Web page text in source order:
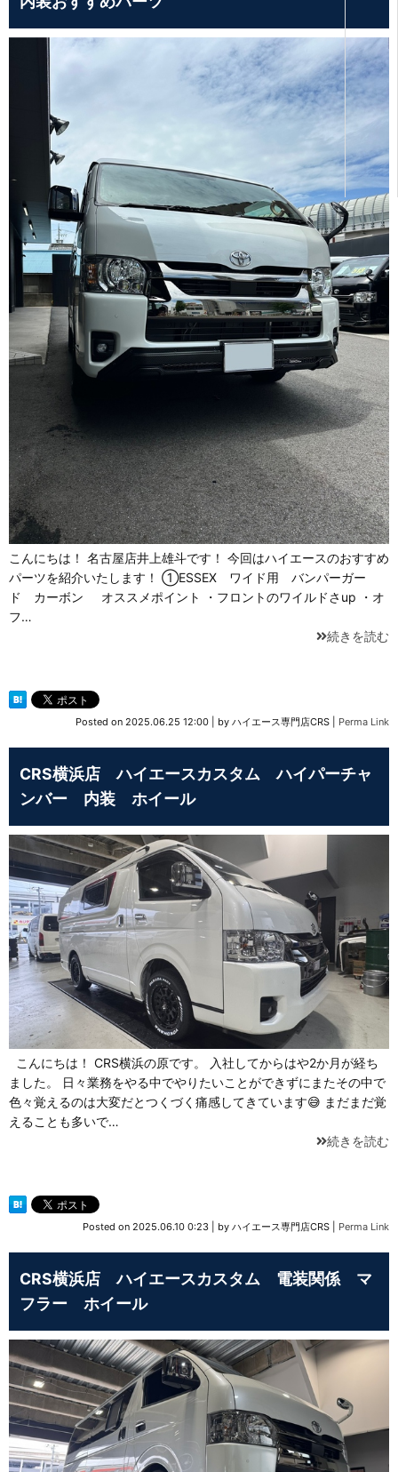
こんにちは！ 名古屋店井上雄斗です！ 今回はハイエースのおすすめ
パーツを紹介いたします！ ①ESSEX ワイド用 バンパーガー
ド カーボン オススメポイント ・フロントのワイルドさup ・オ
フ…
続きを読む
Posted on 2025.06.25 12:00 by ハイエース専門店CRS Perma Link
CRS横浜店 ハイエースカスタム ハイパーチャ
ンバー 内装 ホイール
こんにちは！ CRS横浜の原です。 入社してからはや2か月が経ち
ました。 日々業務をやる中でやりたいことができずにまたその中で
色々覚えるのは大変だとつくづく痛感してきています😅 まだまだ覚
えることも多いで…
続きを読む
Posted on 2025.06.10 0:23 by ハイエース専門店CRS Perma Link
CRS横浜店 ハイエースカスタム 電装関係 マ
フラー ホイール